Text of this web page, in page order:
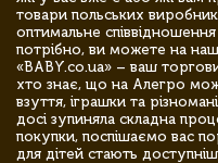
товари польських
оптимальне
потрібно, ви можете на
«BABY.co.ua» – ваш
хто знає, що на Алегро
взуття, іграшки та
досі зупиняла складна
покупки, поспішаємо вас
для дітей стають